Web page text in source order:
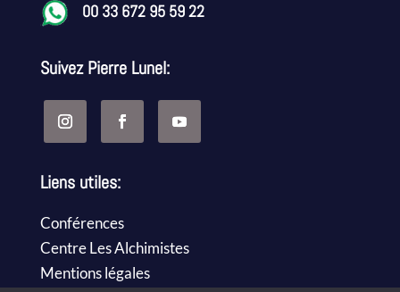
00 33 672 95 59 22
Suivez Pierre Lunel:
Liens utiles:
Conférences
Centre Les Alchimistes
Mentions légales